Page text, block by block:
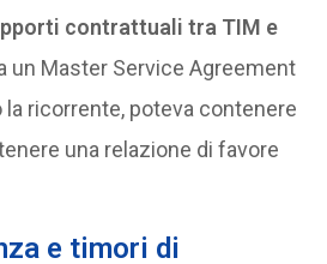
contrattuali tra TIM e
un Master Service Agreement
la ricorrente, poteva contenere
una relazione di favore
e timori di